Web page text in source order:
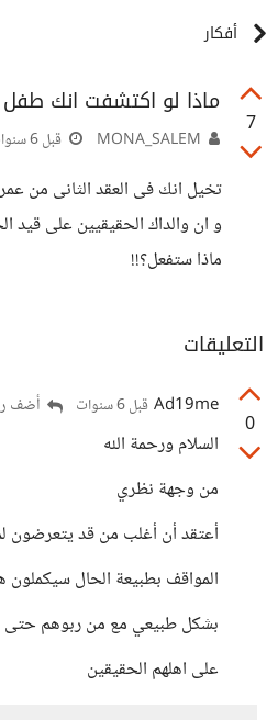
أفكار
7
ماذا لو اكتشفت انك طفل
قبل 6 سنوات
تخيل انك فى العقد الثانى من
و ان والداك الحقيقيين على قيد
ماذا ستفعل؟!!
التعليقات
0
Ad19me قبل 6 سنوات أضف
السلام ورحمة الله
من وجهة نظري
أعتقد أن أغلب من قد يتعرضون
المواقف بطبيعة الحال سيكملون
بشكل طبيعي مع من ربوهم حتى
على اهلهم الحقيقين